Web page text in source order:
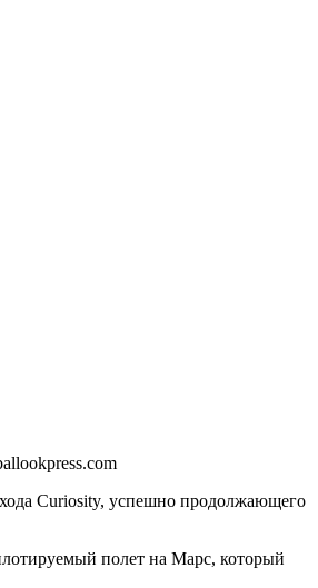
Curiosity, успешно продолжающего
полет на Марс, который